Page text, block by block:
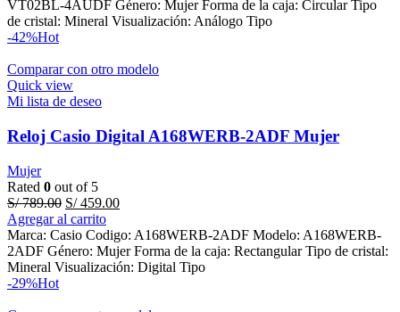
S/ 389.00.S/ 229.00.
VT02BL-4AUDF Género: Mujer Forma de la caja: Circular Tipo
de cristal: Mineral Visualización: Análogo Tipo
-42%Hot
Comparar con otro modelo
Quick view
Mi lista de deseo
Reloj Casio Digital A168WERB-2ADF Mujer
Mujer
Rated 0 out of 5
S/789.00 Original
price
was:
S/ 789.00.
S/459.00Current
is:
S/ 459.00.
Agregar al carrito
Marca: Casio Codigo: A168WERB-2ADF Modelo: A168WERB-
2ADF Género: Mujer Forma de la caja: Rectangular Tipo de cristal:
Mineral Visualización: Digital Tipo
-29%Hot